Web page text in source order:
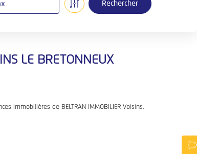
LE BRETONNEUX
immobilières de BELTRAN IMMOBILIER Voisins.